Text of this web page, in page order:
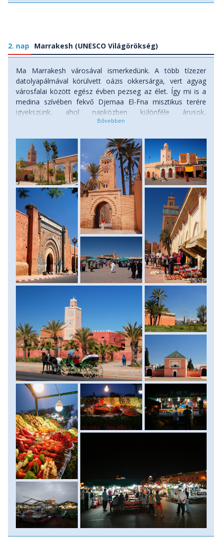
2. nap Marrakesh (UNESCO Világörökség)
Ma Marrakesh városával ismerkedünk. A több tízezer
datolyapálmával körülvett oázis okkersárga, vert agyag
városfalai között egész évben pezseg az élet. Így mi is a
medina szívében fekvő Djemaa El-Fna misztikus terére
igyekszünk, ahol napközben különféle árusok,
mutatványosok, mesemondók és kígyóbűvölők tarka
szimbólumának számító 12. századi Koutoubia-mecset
minaretjét, a Bab Agnaou pompás díszkapuját, Szadida
dinasztia mór díszítésű síremlékét és a Bahia-palotát.
Délután szabadprogram keretében felkereshetjük
Marrakesh egy apró, de nagyon híres kertjét a Majorelle-
kertet, vagy a bazár-negyed apró utcácskáiban
alkudozhatunk szőttesekre, táskákra, berber és tuareg
ékszerekre. Este az alaposan átalakult téren lacikonyhák és
kifőzdék ínycsiklandozó illatai csábítanak, örömtüzek és
dobzene vár, s szinte megelevenedik előttünk az 1001
éjszaka varázslatos világa. Szállás: szálloda, ellátás: reggeli.